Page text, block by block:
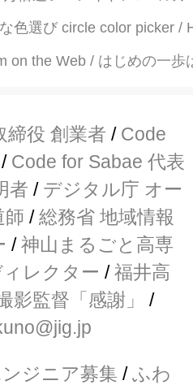
色選び circle color picker /
on the Web / はじめの一歩
締役 創業者 / Code
/ Code for Sabae 代表
者 / デジタル庁 オー
師 /総務省 地域情報
/神山まるごと高専
レクター /福井高
影監督「感謝」
/
ジニア募集 /ふわ